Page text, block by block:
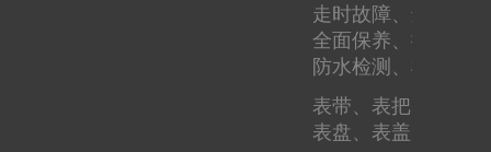
走时故障、进水进
全面保养、抛光翻
防水检测、机芯检测
表带、 表把、
表盘、 表盖、